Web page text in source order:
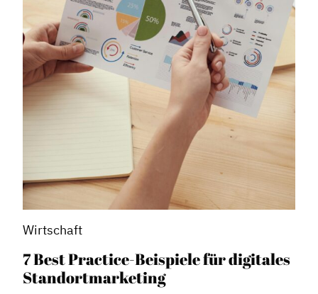
Wirtschaft
7 Best Practice-Beispiele für digitales
Standortmarketing